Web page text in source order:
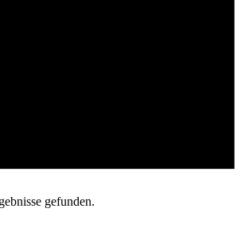
gefunden.